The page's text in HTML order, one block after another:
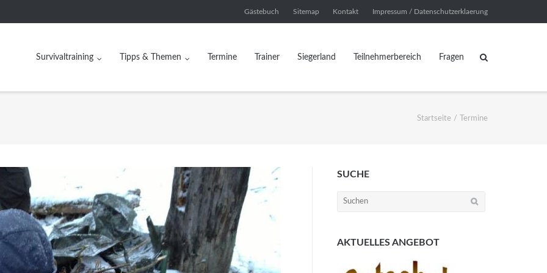
Gästebuch Sitemap Kontakt Impressum / Datenschutzerklaerung
Survivaltraining Tipps & Themen Termine Trainer Siegerland Teilnehmerbereich Fragen
Startseite / Termine
SUCHE
Suchen
AKTUELLES ANGEBOT